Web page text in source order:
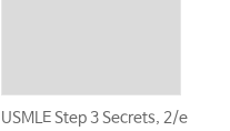
USMLE Step 3 Secrets, 2/e